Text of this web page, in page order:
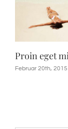
Proin eget
Februar 20th, 2015